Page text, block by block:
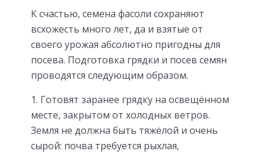
К счастью, семена фасоли сохраняют
всхожесть много лет, да и взятые от
своего урожая абсолютно пригодны для
посева. Подготовка грядки и посев семян
проводятся следующим образом.
Готовят заранее грядку на освещённом
месте, закрытом от холодных ветров.
Земля не должна быть тяжёлой и очень
сырой: почва требуется рыхлая,